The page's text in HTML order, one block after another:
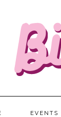
EVENTS